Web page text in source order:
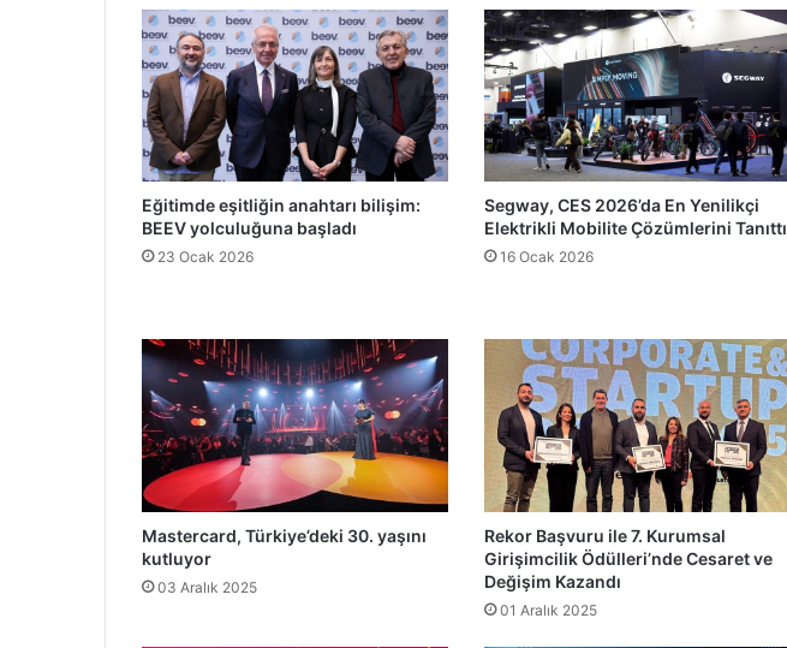
Eğitimde eşitliğin anahtarı bilişim:
BEEV yolculuğuna başladı
23 Ocak 2026
Segway, CES 2026’da En Yenilikçi
Elektrikli Mobilite Çözümlerini Tanıttı
16 Ocak 2026
Mastercard, Türkiye’deki 30. yaşını
kutluyor
03 Aralık 2025
Rekor Başvuru ile 7. Kurumsal
Girişimcilik Ödülleri’nde Cesaret ve
Değişim Kazandı
01 Aralık 2025